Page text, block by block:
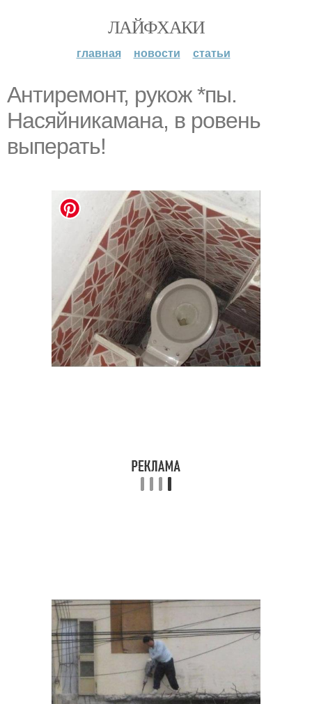
ЛАЙФХАКИ
главная новости статьи
Антиремонт, рукож *пы.
Насяйникамана, в ровень
выперать!